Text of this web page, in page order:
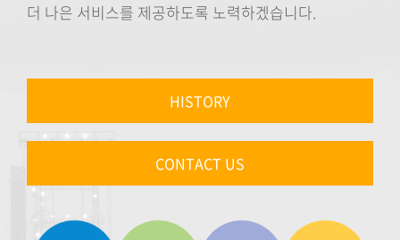
더 나은 서비스를 제공하도록 노력하겠습니다.
HISTORY
CONTACT US